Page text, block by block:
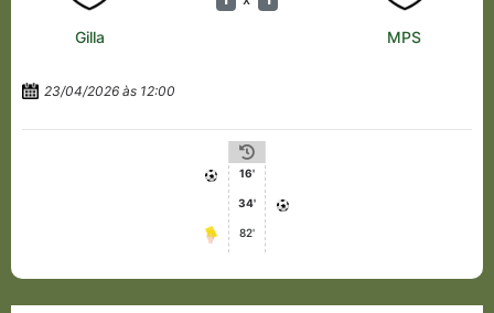
Gilla MPS
23/04/2026 às 12:00
16'
34'
82'